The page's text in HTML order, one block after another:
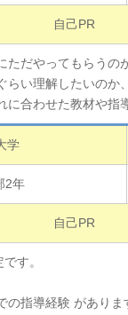
自己PR
ただやってもらうの
らい理解したいのか
合わせた教材や指
学
2年
自己PR
す。
指導経験 がありま